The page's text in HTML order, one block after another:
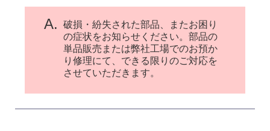
A.
破損・紛失された部品、またお困り
の症状をお知らせください。部品の
単品販売または弊社工場でのお預か
り修理にて、できる限りのご対応を
させていただきます。